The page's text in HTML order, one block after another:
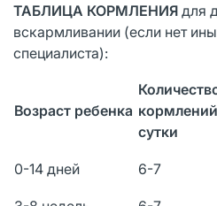
ТАБЛИЦА КОРМЛЕНИЯ для
вскармливании (если нет
специалиста):
Возраст ребенка
сутки
0-14 дней 6-7